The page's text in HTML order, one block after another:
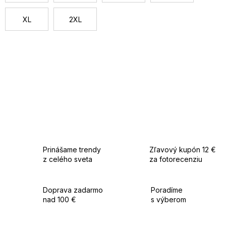
XL 2XL
Prinášame trendy
z celého sveta
Zľavový kupón 12 €
za fotorecenziu
Doprava zadarmo
nad 100 €
Poradíme
s výberom